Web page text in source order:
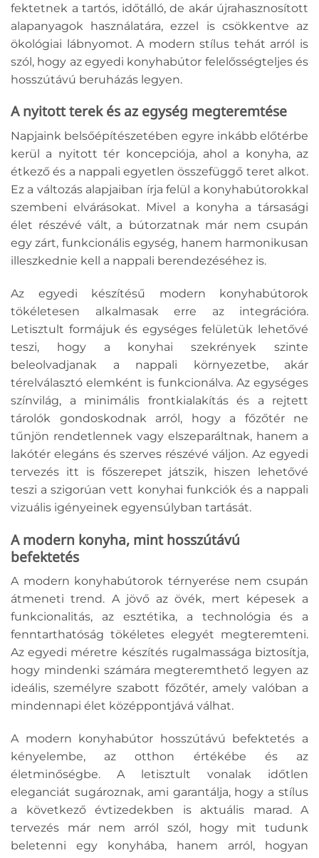
fektetnek a tartós, időtálló, de akár újrahasznosított
alapanyagok használatára, ezzel is csökkentve az
ökológiai lábnyomot. A modern stílus tehát arról is
szól, hogy az egyedi konyhabútor felelősségteljes és
hosszútávú beruházás legyen.
A nyitott terek és az egység megteremtése
Napjaink belsőépítészetében egyre inkább előtérbe
kerül a nyitott tér koncepciója, ahol a konyha, az
étkező és a nappali egyetlen összefüggő teret alkot.
Ez a változás alapjaiban írja felül a konyhabútorokkal
szembeni elvárásokat. Mivel a konyha a társasági
élet részévé vált, a bútorzatnak már nem csupán
egy zárt, funkcionális egység, hanem harmonikusan
illeszkednie kell a nappali berendezéséhez is.
Az egyedi készítésű modern konyhabútorok
tökéletesen alkalmasak erre az integrációra.
Letisztult formájuk és egységes felületük lehetővé
teszi, hogy a konyhai szekrények szinte
beleolvadjanak a nappali környezetbe, akár
térelválasztó elemként is funkcionálva. Az egységes
színvilág, a minimális frontkialakítás és a rejtett
tárolók gondoskodnak arról, hogy a főzőtér ne
tűnjön rendetlennek vagy elszeparáltnak, hanem a
lakótér elegáns és szerves részévé váljon. Az egyedi
tervezés itt is főszerepet játszik, hiszen lehetővé
teszi a szigorúan vett konyhai funkciók és a nappali
vizuális igényeinek egyensúlyban tartását.
A modern konyha, mint hosszútávú
befektetés
A modern konyhabútorok térnyerése nem csupán
átmeneti trend. A jövő az övék, mert képesek a
funkcionalitás, az esztétika, a technológia és a
fenntarthatóság tökéletes elegyét megteremteni.
Az egyedi méretre készítés rugalmassága biztosítja,
hogy mindenki számára megteremthető legyen az
ideális, személyre szabott főzőtér, amely valóban a
mindennapi élet középpontjává válhat.
A modern konyhabútor hosszútávú befektetés a
kényelembe, az otthon értékébe és az
életminőségbe. A letisztult vonalak időtlen
eleganciát sugároznak, ami garantálja, hogy a stílus
a következő évtizedekben is aktuális marad. A
tervezés már nem arról szól, hogy mit tudunk
beletenni egy konyhába, hanem arról, hogyan